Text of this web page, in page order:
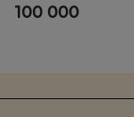
100 000